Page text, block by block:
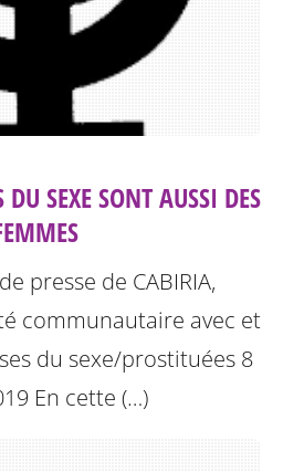
DU SEXE SONT AUSSI DES
presse de CABIRIA,
communautaire avec et
du sexe/prostituées 8
En cette (…)